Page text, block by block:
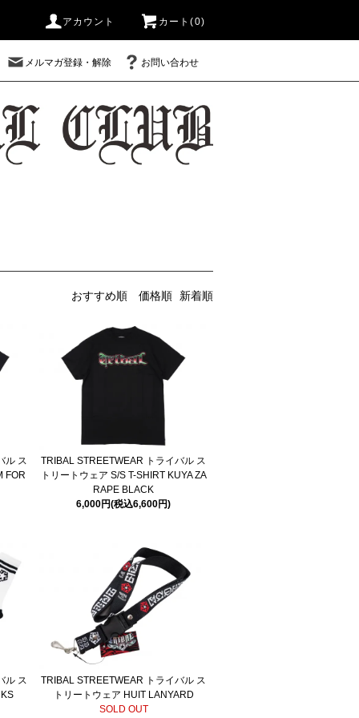
アカウント カート(0)
メルマガ登録・解除 お問い合わせ
おすすめ順 価格順 新着順
ル ス
FOR
TRIBAL STREETWEAR トライバル ス
トリートウェア S/S T-SHIRT KUYA ZA
RAPE BLACK
6,000円(税込6,600円)
ル ス
TRIBAL STREETWEAR トライバル ス
トリートウェア HUIT LANYARD
SOLD OUT